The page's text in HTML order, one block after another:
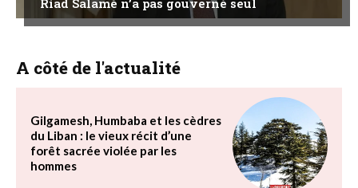
A côté de l'actualité
Gilgamesh, Humbaba et les cèdres
du Liban : le vieux récit d’une
forêt sacrée violée par les
hommes